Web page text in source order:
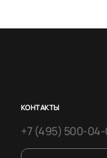
КОНТАКТЫ
+7 (495) 500-